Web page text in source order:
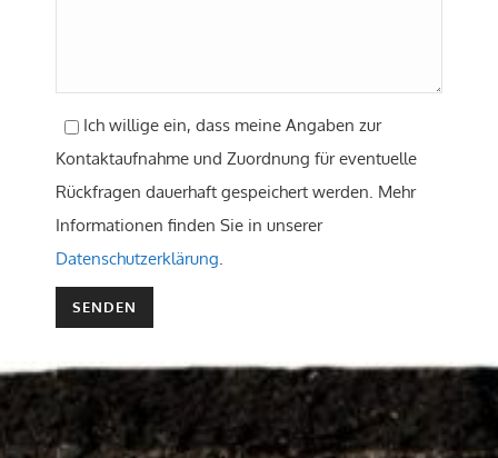
Ich willige ein, dass meine Angaben zur
Kontaktaufnahme und Zuordnung für eventuelle
Rückfragen dauerhaft gespeichert werden. Mehr
Informationen finden Sie in unserer
Datenschutzerklärung.